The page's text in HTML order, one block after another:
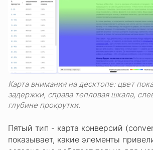
Карта внимания на десктопе: цвет
задержки, справа тепловая шкала,
глубине прокрутки.
Пятый тип - карта конверсий
показывает, какие элементы